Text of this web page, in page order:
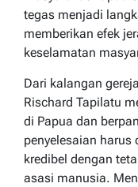
tegas menjadi
memberikan efek
keselamatan
Dari kalangan
Rischard Tapilatu
di Papua dan
penyelesaian
kredibel dengan
asasi manusia.